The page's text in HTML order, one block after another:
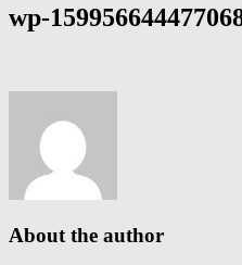
wp-
About the author